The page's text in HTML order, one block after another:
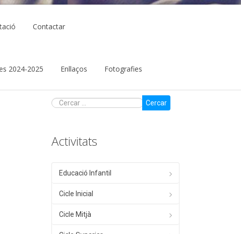
Contactar
2024-2025 Enllaços Fotografies
Cercar
Activitats
Educació Infantil
Cicle Inicial
Cicle Mitjà